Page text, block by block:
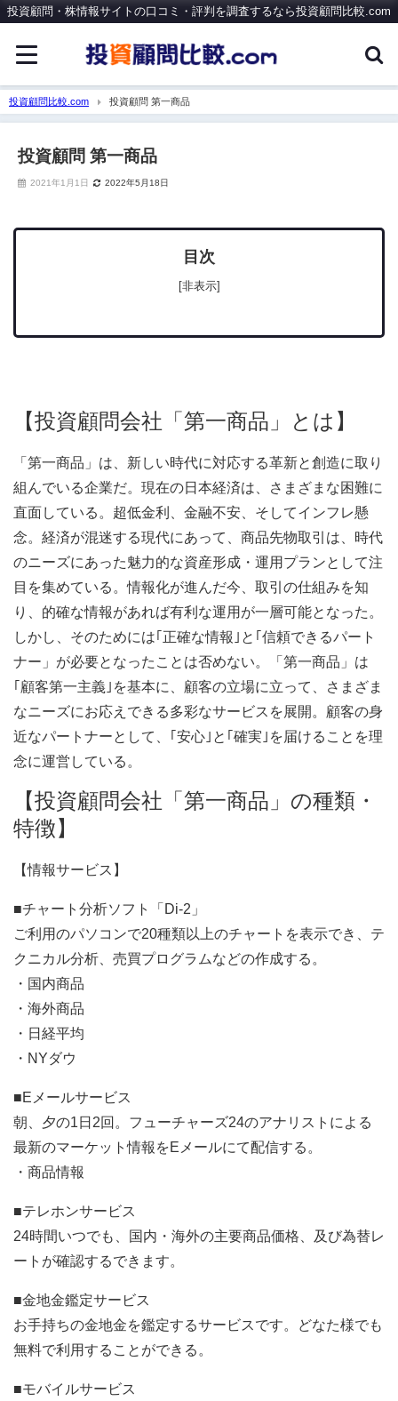
投資顧問・株情報サイトの口コミ・評判を調査するなら投資顧問比較.com
投資顧問比較.com 投資顧問 第一商品
投資顧問 第一商品
2021年1月1日 2022年5月18日
目次
[非表示]
【投資顧問会社「第一商品」とは】
「第一商品」は、新しい時代に対応する革新と創造に取り
組んでいる企業だ。現在の日本経済は、さまざまな困難に
直面している。超低金利、金融不安、そしてインフレ懸
念。経済が混迷する現代にあって、商品先物取引は、時代
のニーズにあった魅力的な資産形成・運用プランとして注
目を集めている。情報化が進んだ今、取引の仕組みを知
り、的確な情報があれば有利な運用が一層可能となった。
しかし、そのためには｢正確な情報｣と｢信頼できるパート
ナー」が必要となったことは否めない。「第一商品」は
｢顧客第一主義｣を基本に、顧客の立場に立って、さまざま
なニーズにお応えできる多彩なサービスを展開。顧客の身
近なパートナーとして、｢安心｣と｢確実｣を届けることを理
念に運営している。
【投資顧問会社「第一商品」の種類・
特徴】
【情報サービス】
■チャート分析ソフト「Di-2」
ご利用のパソコンで20種類以上のチャートを表示でき、テ
クニカル分析、売買プログラムなどの作成する。
・国内商品
・海外商品
・日経平均
・NYダウ
■Eメールサービス
朝、夕の1日2回。フューチャーズ24のアナリストによる
最新のマーケット情報をEメールにて配信する。
・商品情報
■テレホンサービス
24時間いつでも、国内・海外の主要商品価格、及び為替レ
ートが確認するできます。
■金地金鑑定サービス
お手持ちの金地金を鑑定するサービスです。どなた様でも
無料で利用することができる。
■モバイルサービス